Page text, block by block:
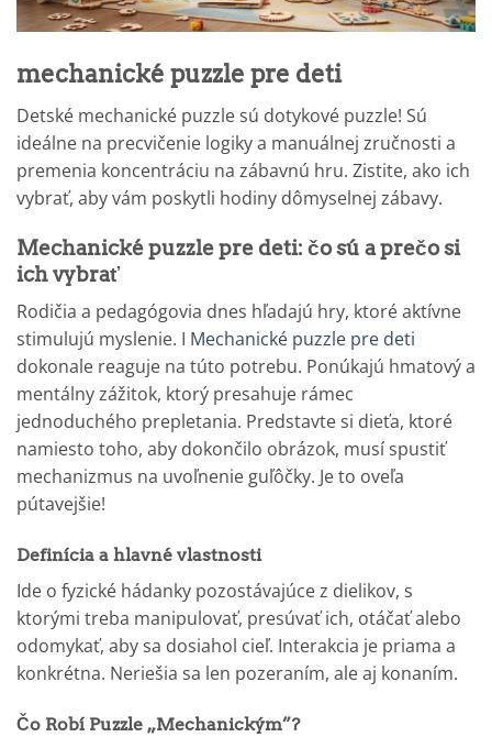
mechanické puzzle pre deti
Detské mechanické puzzle sú dotykové puzzle! Sú
ideálne na precvičenie logiky a manuálnej zručnosti a
premenia koncentráciu na zábavnú hru. Zistite, ako ich
vybrať, aby vám poskytli hodiny dômyselnej zábavy.
Mechanické puzzle pre deti: čo sú a prečo si
ich vybrať
Rodičia a pedagógovia dnes hľadajú hry, ktoré aktívne
stimulujú myslenie. I Mechanické puzzle pre deti
dokonale reaguje na túto potrebu. Ponúkajú hmatový a
mentálny zážitok, ktorý presahuje rámec
jednoduchého prepletania. Predstavte si dieťa, ktoré
namiesto toho, aby dokončilo obrázok, musí spustiť
mechanizmus na uvoľnenie guľôčky. Je to oveľa
pútavejšie!
Definícia a hlavné vlastnosti
Ide o fyzické hádanky pozostávajúce z dielikov, s
ktorými treba manipulovať, presúvať ich, otáčať alebo
odomykať, aby sa dosiahol cieľ. Interakcia je priama a
konkrétna. Neriešia sa len pozeraním, ale aj konaním.
Čo Robí Puzzle „Mechanickým”?